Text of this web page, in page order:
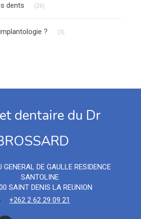
dents (26)
? (3)
dentaire du Dr
GENERAL DE GAULLE RESIDENCE
SANTOLINE
SAINT DENIS LA REUNION
+262 2 62 29 09 21